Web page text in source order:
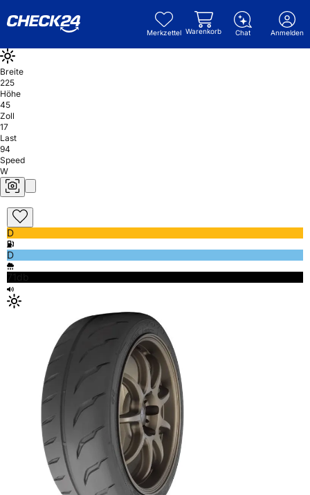
Merkzettel Warenkorb Chat Anmelden
Breite
225
Höhe
45
Zoll
17
Last
94
Speed
W
D
D
71db